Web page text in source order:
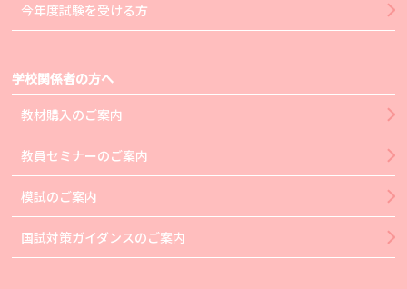
今年度試験を受ける方
学校関係者の方へ
教材購入のご案内
教員セミナーのご案内
模試のご案内
国試対策ガイダンスのご案内